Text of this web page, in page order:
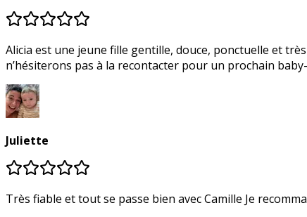
Alicia est une jeune fille gentille, douce, ponctuelle et
n’hésiterons pas à la recontacter pour un prochain
Juliette
Très fiable et tout se passe bien